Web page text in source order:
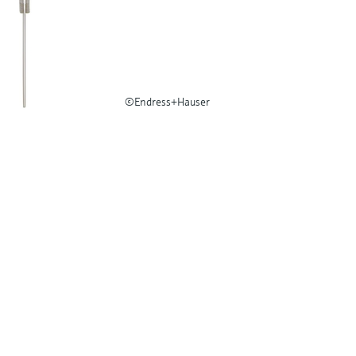
©Endress+Hauser